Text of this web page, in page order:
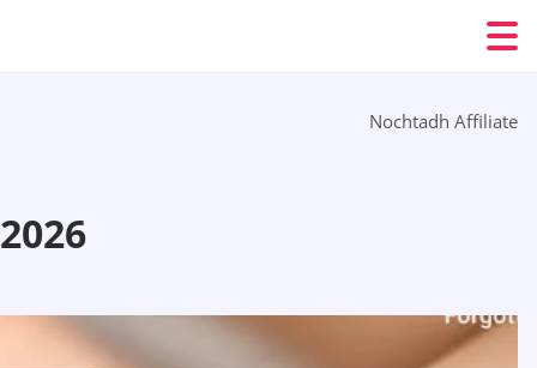
Nochtadh Affiliate